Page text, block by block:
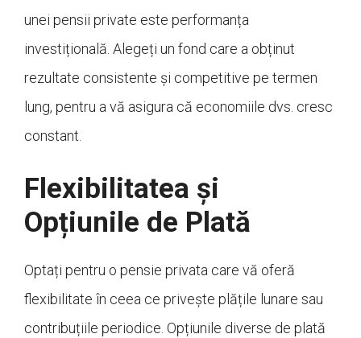
unei pensii private este performanța
investițională. Alegeți un fond care a obținut
rezultate consistente și competitive pe termen
lung, pentru a vă asigura că economiile dvs. cresc
constant.
Flexibilitatea și
Opțiunile de Plată
Optați pentru o pensie privata care vă oferă
flexibilitate în ceea ce privește plățile lunare sau
contribuțiile periodice. Opțiunile diverse de plată